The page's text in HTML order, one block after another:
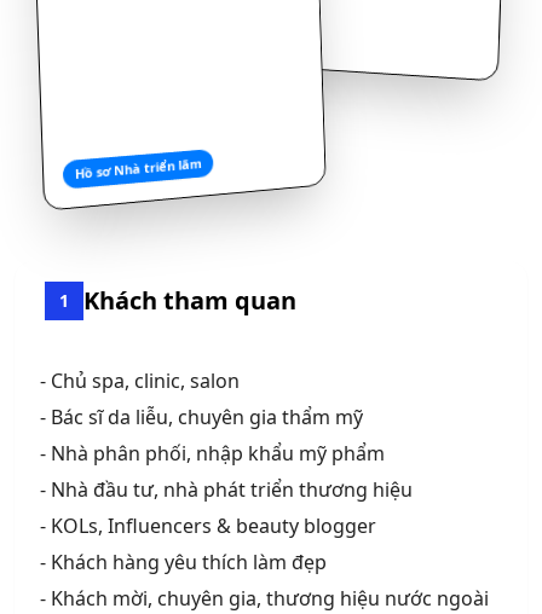
Hồ sơ Nhà triển lãm
1 Khách tham quan
- Chủ spa, clinic, salon
- Bác sĩ da liễu, chuyên gia thẩm mỹ
- Nhà phân phối, nhập khẩu mỹ phẩm
- Nhà đầu tư, nhà phát triển thương hiệu
- KOLs, Influencers & beauty blogger
- Khách hàng yêu thích làm đẹp
- Khách mời, chuyên gia, thương hiệu nước ngoài